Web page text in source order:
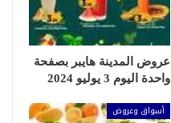
عروض المدينة هايبر بصفحة
واحدة اليوم 3 يوليو 2024
أسواق وعروض